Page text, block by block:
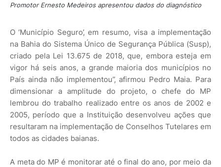
Promotor Ernesto Medeiros apresentou dados do diagnóstico
O ‘Município Seguro’, em resumo, visa a implementação
na Bahia do Sistema Único de Segurança Pública (Susp),
criado pela Lei 13.675 de 2018, que, embora esteja em
vigor há seis anos, a grande maioria dos municípios no
País ainda não implementou”, afirmou Pedro Maia. Para
dimensionar a amplitude do projeto, o chefe do MP
lembrou do trabalho realizado entre os anos de 2002 e
2005, período que a Instituição desenvolveu ações que
resultaram na implementação de Conselhos Tutelares em
todos as cidades baianas.
A meta do MP é monitorar até o final do ano, por meio da